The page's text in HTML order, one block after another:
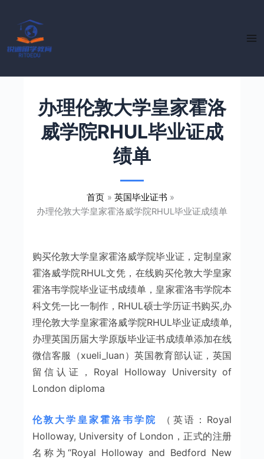
容
办理伦敦大学皇家霍洛
威学院RHUL毕业证成
绩单
首页
英国毕业证书
办理伦敦大学皇家霍洛威学院RHUL毕业证成绩单
购买伦敦大学皇家霍洛威学院毕业证，定制皇家
霍洛威学院RHUL文凭，在线购买伦敦大学皇家
霍洛韦学院毕业证书成绩单，皇家霍洛韦学院本
科文凭一比一制作，RHUL硕士学历证书购买,办
理伦敦大学皇家霍洛威学院RHUL毕业证成绩单,
办理英国历届大学原版毕业证书成绩单添加在线
微信客服（xueli_luan）英国教育部认证，英国
留信认证，Royal Holloway University of
London diploma
伦敦大学皇家霍洛韦学院
（英语：Royal
Holloway, University of London，正式的注册
名称为“Royal Holloway and Bedford New